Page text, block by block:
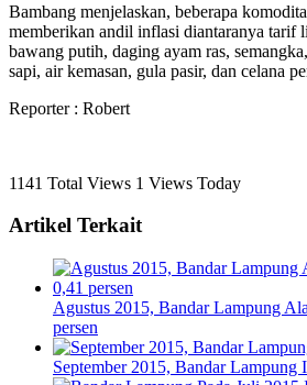
Bambang menjelaskan, beberapa
memberikan andil inflasi diantaranya tarif
bawang putih, daging ayam ras,
sapi, air kemasan, gula pasir, dan celana
Reporter : Robert
1141 Total Views 1 Views Today
Artikel Terkait
Agustus 2015, Bandar Lampung
persen
September 2015, Bandar Lampung